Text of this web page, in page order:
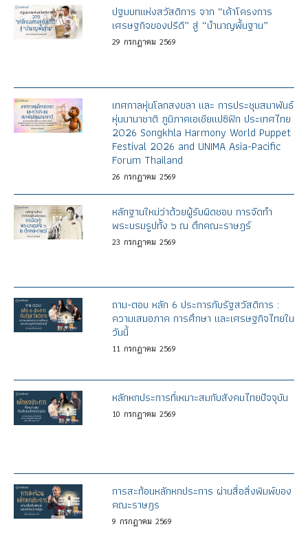
ปฐมบทแห่งสวัสดิการ จาก “เค้าโครงการ
เศรษฐกิจของปรีดี” สู่ “บำนาญพื้นฐาน”
29 กรกฎาคม 2569
เทศกาลหุ่นโลกสงขลา และ การประชุมสมาพันธ์
หุ่นนานาชาติ ภูมิภาคเอเชียแปซิฟิก ประเทศไทย
2026 Songkhla Harmony World Puppet
Festival 2026 and UNIMA Asia-Pacific
Forum Thailand
26 กรกฎาคม 2569
หลักฐานใหม่ว่าด้วยผู้รับผิดชอบ การจัดทำ
พระบรมรูปทั้ง ๖ ณ ตึกคณะราษฎร์
23 กรกฎาคม 2569
ถาม-ตอบ หลัก 6 ประการกับรัฐสวัสดิการ :
ความเสมอภาค การศึกษา และเศรษฐกิจไทยใน
วันนี้
11 กรกฎาคม 2569
หลักหกประการที่เหมาะสมกับสังคมไทยปัจจุบัน
10 กรกฎาคม 2569
การสะท้อนหลักหกประการ ผ่านสื่อสิ่งพิมพ์ของ
คณะราษฎร
9 กรกฎาคม 2569